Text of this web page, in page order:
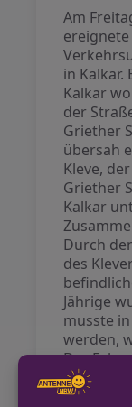
Am
in Kalkar.
Kalkar
der
Griether
übersah
Kleve,
Griether
Kalkar
Durch
des
Jährige
musste
werden,
Der
Beide
Unfall